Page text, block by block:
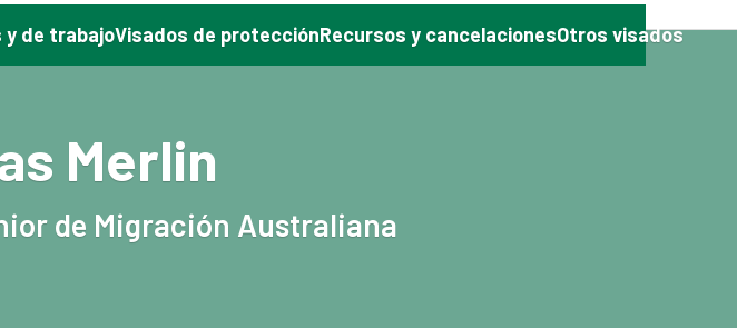
en
de trabajoVisados de protecciónRecursos y cancelacionesOtros visados
Merlin
de Migración Australiana